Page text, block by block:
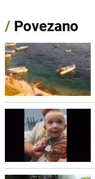
/ Povezano